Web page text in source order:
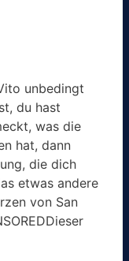
unbedingt
du hast
was die
hat, dann
die dich
etwas andere
von San